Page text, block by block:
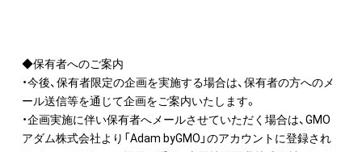
◆保有者へのご案内
・今後、保有者限定の企画を実施する場合は、保有者の方へのメ
ール送信等を通じて企画をご案内いたします。
・企画実施に伴い保有者へメールさせていただく場合は、GMO
アダム株式会社より「Adam byGMO」のアカウントに登録され